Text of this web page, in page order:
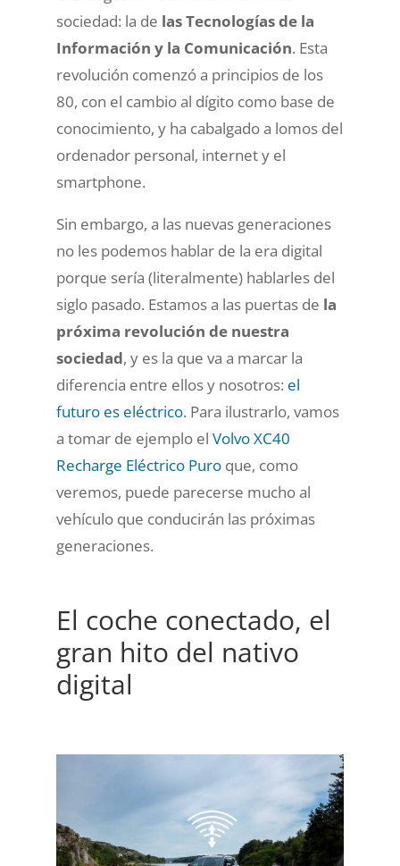
sociedad: la de las Tecnologías de la
Información y la Comunicación. Esta
revolución comenzó a principios de los
80, con el cambio al dígito como base de
conocimiento, y ha cabalgado a lomos del
ordenador personal, internet y el
smartphone.
Sin embargo, a las nuevas generaciones
no les podemos hablar de la era digital
porque sería (literalmente) hablarles del
siglo pasado. Estamos a las puertas de la
próxima revolución de nuestra
sociedad, y es la que va a marcar la
diferencia entre ellos y nosotros: el
futuro es eléctrico. Para ilustrarlo, vamos
a tomar de ejemplo el Volvo XC40
Recharge Eléctrico Puroque, como
veremos, puede parecerse mucho al
vehículo que conducirán las próximas
generaciones.
El coche conectado, el
gran hito del nativo
digital